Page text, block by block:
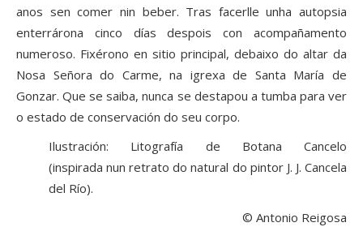
anos sen comer nin beber. Tras facerlle unha autopsia
enterrárona cinco días despois con acompañamento
numeroso. Fixérono en sitio principal, debaixo do altar da
Nosa Señora do Carme, na igrexa de Santa María de
Gonzar. Que se saiba, nunca se destapou a tumba para ver
o estado de conservación do seu corpo.
Ilustración: Litografía de Botana Cancelo
(inspirada nun retrato do natural do pintor J. J. Cancela
del Río).
© Antonio Reigosa